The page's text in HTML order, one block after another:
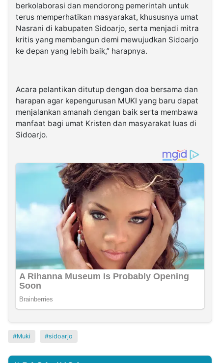
berkolaborasi dan mendorong pemerintah untuk
terus memperhatikan masyarakat, khususnya umat
Nasrani di kabupaten Sidoarjo, serta menjadi mitra
kritis yang membangun demi mewujudkan Sidoarjo
ke depan yang lebih baik,” harapnya.
Acara pelantikan ditutup dengan doa bersama dan
harapan agar kepengurusan MUKI yang baru dapat
menjalankan amanah dengan baik serta membawa
manfaat bagi umat Kristen dan masyarakat luas di
Sidoarjo.
Muki sidoarjo